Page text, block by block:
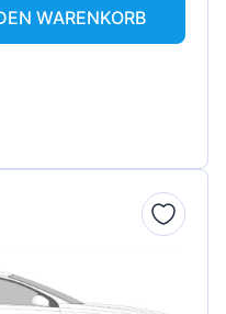
WARENKORB